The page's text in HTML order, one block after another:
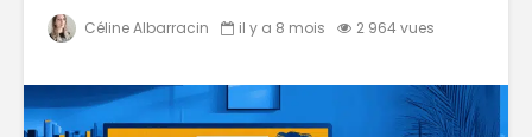
Céline Albarracin il y a 8 mois 2 964 vues